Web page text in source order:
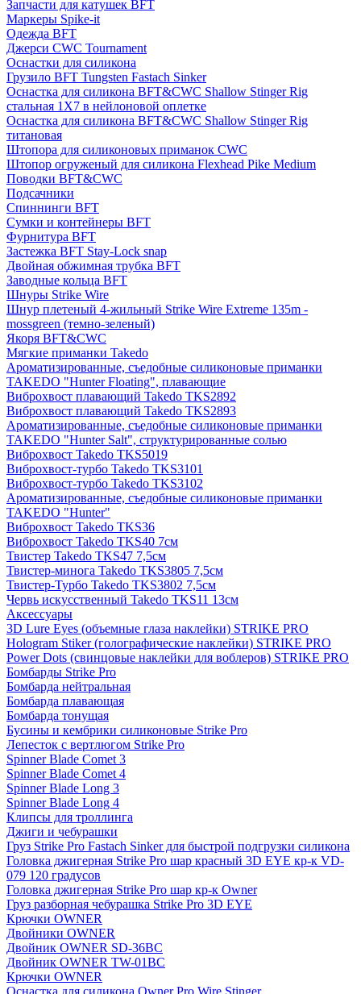
Запчасти для катушек BFT
Маркеры Spike-it
Одежда BFT
Джерси CWC Tournament
Оснастки для силикона
Грузило BFT Tungsten Fastach Sinker
Оснастка для силикона BFT&CWC Shallow Stinger Rig
стальная 1X7 в нейлоновой оплетке
Оснастка для силикона BFT&CWC Shallow Stinger Rig
титановая
Штопора для силиконовых приманок CWC
Штопор огруженый для силикона Flexhead Pike Medium
Поводки BFT&CWC
Подсачники
Спиннинги BFT
Сумки и контейнеры BFT
Фурнитура BFT
Застежка BFT Stay-Lock snap
Двойная обжимная трубка BFT
Заводные кольца BFT
Шнуры Strike Wire
Шнур плетеный 4-жильный Strike Wire Extreme 135m -
mossgreen (темно-зеленый)
Якоря BFT&CWC
Мягкие приманки Takedo
Ароматизированные, съедобные силиконовые приманки
TAKEDO "Hunter Floating", плавающие
Виброхвост плавающий Takedo TKS2892
Виброхвост плавающий Takedo TKS2893
Ароматизированные, съедобные силиконовые приманки
TAKEDO "Hunter Salt", структурированные солью
Виброхвост Takedo TKS5019
Виброхвост-турбо Takedo TKS3101
Виброхвост-турбо Takedo TKS3102
Ароматизированные, съедобные силиконовые приманки
TAKEDO "Hunter"
Виброхвост Takedo TKS36
Виброхвост Takedo TKS40 7см
Твистер Takedo TKS47 7,5см
Твистер-минога Takedo TKS3805 7,5см
Твистер-Турбо Takedo TKS3802 7,5см
Червь искусственный Takedo TKS11 13см
Аксессуары
3D Lure Eyes (объемные глаза наклейки) STRIKE PRO
Hologram Stiker (голографические наклейки) STRIKE PRO
Power Dots (свинцовые наклейки для воблеров) STRIKE PRO
Бомбарды Strike Pro
Бомбарда нейтральная
Бомбарда плавающая
Бомбарда тонущая
Бусины и кембрики силиконовые Strike Pro
Лепесток с вертлюгом Strike Pro
Spinner Blade Comet 3
Spinner Blade Comet 4
Spinner Blade Long 3
Spinner Blade Long 4
Клипсы для троллинга
Джиги и чебурашки
Груз Strike Pro Fastach Sinker для быстрой подгрузки силикона
Головка джигерная Strike Pro шар красный 3D EYE кр-к VD-
079 120 градусов
Головка джигерная Strike Pro шар кр-к Owner
Груз разборная чебурашка Strike Pro 3D EYE
Крючки OWNER
Двойники OWNER
Двойник OWNER SD-36BC
Двойник OWNER TW-01BC
Крючки OWNER
Оснастка для силикона Owner Pro Wire Stinger